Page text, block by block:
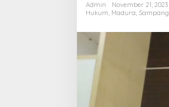
Admin
November 21, 2023
Hukum, Madura, Sampang